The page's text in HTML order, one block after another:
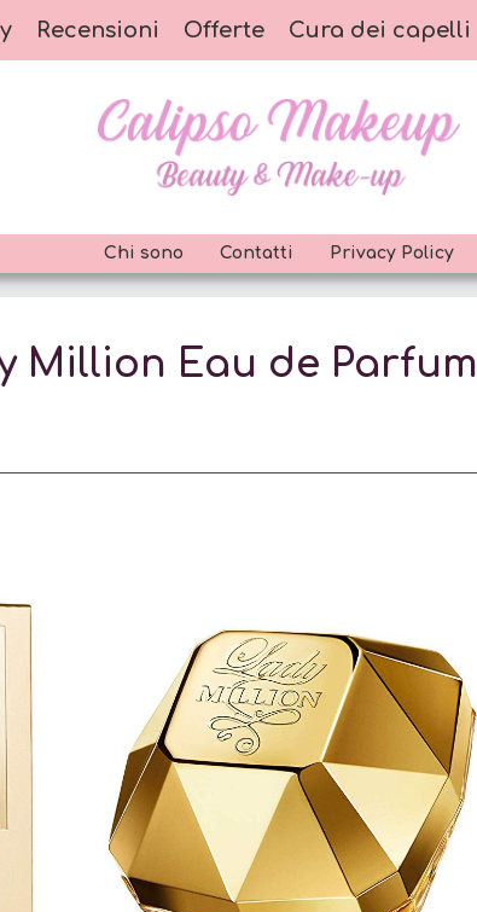
Recensioni Offerte Cura dei capelli
Chi sono Contatti Privacy Policy
Million Eau de Parfum